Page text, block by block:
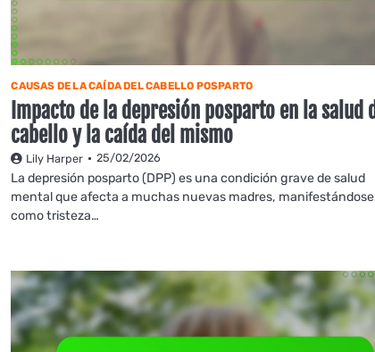
CAUSAS DE LA CAÍDA DEL CABELLO POSPARTO
Impacto de la depresión posparto en la salud
cabello y la caída del mismo
Lily Harper 25/02/2026
La depresión posparto (DPP) es una condición grave de salud
mental que afecta a muchas nuevas madres, manifestándose
como tristeza…